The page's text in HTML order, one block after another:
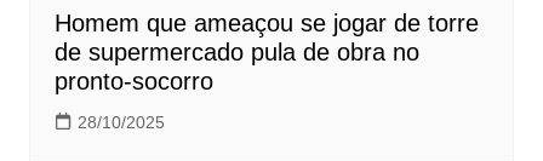
Homem que ameaçou se jogar de torre
de supermercado pula de obra no
pronto-socorro
28/10/2025